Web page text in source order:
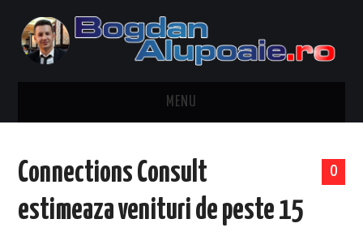
MENU
CONTACT
0
Connections Consult
estimeaza venituri de peste 15